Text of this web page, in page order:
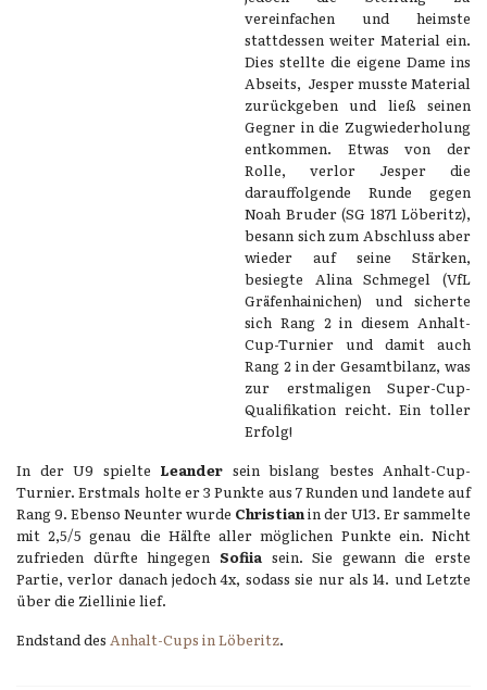
vereinfachen und heimste
stattdessen weiter Material ein.
Dies stellte die eigene Dame ins
Abseits, Jesper musste Material
zurückgeben und ließ seinen
Gegner in die Zugwiederholung
entkommen. Etwas von der
Rolle, verlor Jesper die
darauffolgende Runde gegen
Noah Bruder (SG 1871 Löberitz),
besann sich zum Abschluss aber
wieder auf seine Stärken,
besiegte Alina Schmegel (VfL
Gräfenhainichen) und sicherte
sich Rang 2 in diesem Anhalt-
Cup-Turnier und damit auch
Rang 2 in der Gesamtbilanz, was
zur erstmaligen Super-Cup-
Qualifikation reicht. Ein toller
Erfolg!
In der U9 spielte Leander sein bislang bestes Anhalt-Cup-
Turnier. Erstmals holte er 3 Punkte aus 7 Runden und landete auf
Rang 9. Ebenso Neunter wurde Christianin der U13. Er sammelte
mit 2,5/5 genau die Hälfte aller möglichen Punkte ein. Nicht
zufrieden dürfte hingegen Sofiiasein. Sie gewann die erste
Partie, verlor danach jedoch 4x, sodass sie nur als 14. und Letzte
über die Ziellinie lief.
Endstand des Anhalt-Cups in Löberitz.